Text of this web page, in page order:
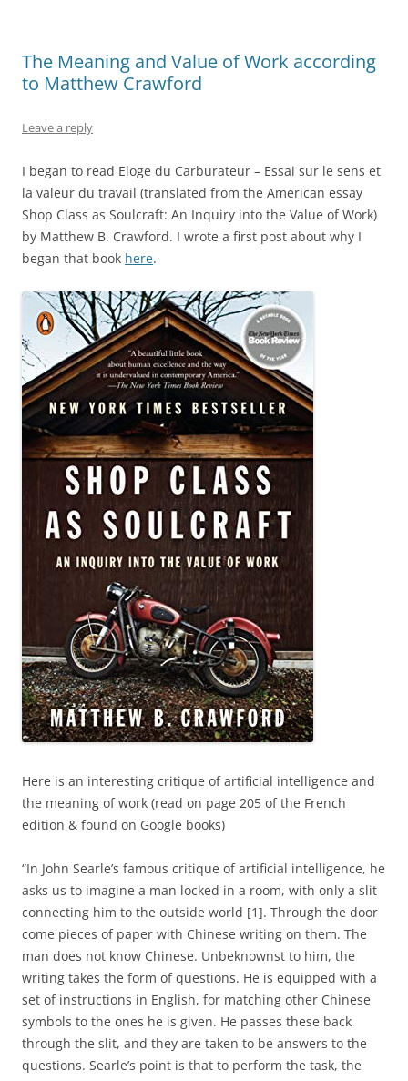
The Meaning and Value of Work according
to Matthew Crawford
Leave a reply
I began to read Eloge du Carburateur – Essai sur le sens et
la valeur du travail (translated from the American essay
Shop Class as Soulcraft: An Inquiry into the Value of Work)
by Matthew B. Crawford. I wrote a first post about why I
began that book here.
Here is an interesting critique of artificial intelligence and
the meaning of work (read on page 205 of the French
edition & found on Google books)
“In John Searle’s famous critique of artificial intelligence, he
asks us to imagine a man locked in a room, with only a slit
connecting him to the outside world [1]. Through the door
come pieces of paper with Chinese writing on them. The
man does not know Chinese. Unbeknownst to him, the
writing takes the form of questions. He is equipped with a
set of instructions in English, for matching other Chinese
symbols to the ones he is given. He passes these back
through the slit, and they are taken to be answers to the
questions. Searle’s point is that to perform the task, the